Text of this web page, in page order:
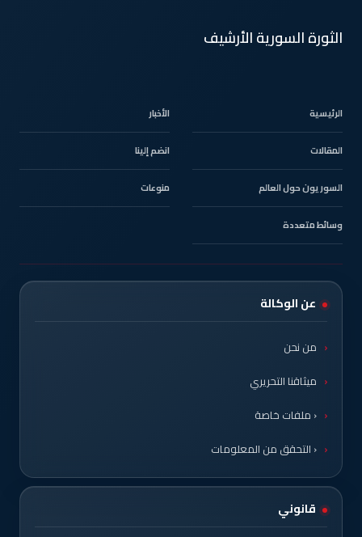
الثورة السورية الأرشيف
الرئيسية الأخبار
المقالات انضم إلينا
السوريون حول العالم منوعات
وسائط متعددة
عن الوكالة
من نحن
ميثاقنا التحريري
‹ ملفات خاصة
‹ التحقق من المعلومات
قانوني